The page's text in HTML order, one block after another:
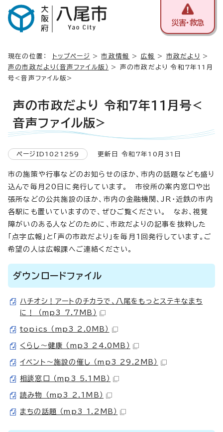
災害・救急
現在の位置： トップページ >市政情報 > 広報 > 市政だより
>
声の市政だより（音声ファイル版）
> 声の市政だより 令和7年11月
号<音声ファイル版>
声の市政だより 令和7年11月号<
音声ファイル版>
ページID1021259 更新日 令和7年10月31日
市の施策や行事などのお知らせのほか、市内の話題なども盛り
込んで毎月20日に発行しています。 市役所の案内窓口や出
張所などの公共施設のほか、市内の金融機関、JR・近鉄の市内
各駅にも置いていますので、ぜひご覧ください。 なお、視覚
障がいのある人などのために、市政だよりの記事を抜粋した
「点字広報」と「声の市政だより」を毎月1回発行しています。ご
希望の人は広報課へご連絡ください。
ダウンロードファイル
ハチオシ！アートのチカラで、八尾をもっとステキなまち
に！ （mp3 7.7MB）
topics （mp3 2.0MB）
くらし～健康 （mp3 24.0MB）
イベント～施設の催し （mp3 29.2MB）
相談窓口 （mp3 5.1MB）
読み物 （mp3 2.1MB）
まちの話題 （mp3 1.2MB）